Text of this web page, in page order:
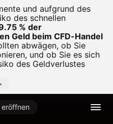
und aufgrund des
des schnellen
% der
Geld beim CFD-Handel
abwägen, ob Sie
und ob Sie es sich
des Geldverlustes
eröffnen